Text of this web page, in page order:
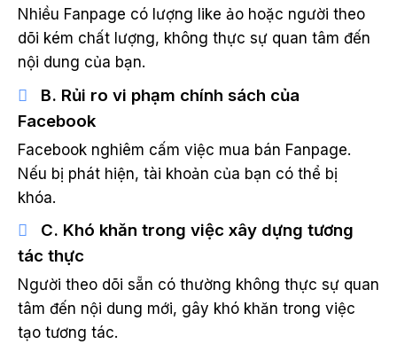
Nhiều Fanpage có lượng like ảo hoặc người theo
dõi kém chất lượng, không thực sự quan tâm đến
nội dung của bạn.
B. Rủi ro vi phạm chính sách của
Facebook
Facebook nghiêm cấm việc mua bán Fanpage.
Nếu bị phát hiện, tài khoản của bạn có thể bị
khóa.
C. Khó khăn trong việc xây dựng tương
tác thực
Người theo dõi sẵn có thường không thực sự quan
tâm đến nội dung mới, gây khó khăn trong việc
tạo tương tác.